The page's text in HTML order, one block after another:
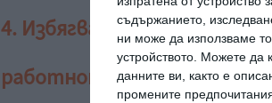
съдържанието,
ни може да използваме
устройството. Можете да
данните ви, както е
промените
4. Избягвайте тежки
работното място